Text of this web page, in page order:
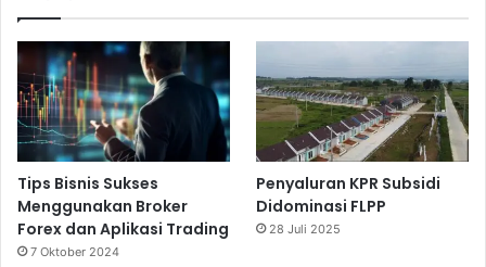
Tips Bisnis Sukses
Menggunakan Broker
Forex dan Aplikasi Trading
7 Oktober 2024
Penyaluran KPR Subsidi
Didominasi FLPP
28 Juli 2025